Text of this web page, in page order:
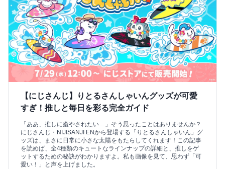
【にじさんじ】りとるさんしゃいんグッズが可愛
すぎ！推しと毎日を彩る完全ガイド
「ああ、推しに癒やされたい…」そう思ったことはありませんか？
にじさんじ・NIJISANJI ENから登場する「りとるさんしゃいん」グ
ッズは、まさに日常に小さな太陽をもたらしてくれます！この記事
を読めば、全4種類のキュートなラインナップの詳細と、推しをゲ
ットするための秘訣がわかりますよ。私も画像を見て、思わず「可
愛い！」と声を上げました。